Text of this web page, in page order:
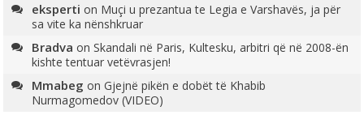
eksperti on Muçi u prezantua te Legia e Varshavës, ja për
sa vite ka nënshkruar
Bradva onSkandali në Paris, Kultesku, arbitri që në 2008-ën
kishte tentuar vetëvrasjen!
Mmabeg onGjejnë pikën e dobët të Khabib
Nurmagomedov (VIDEO)